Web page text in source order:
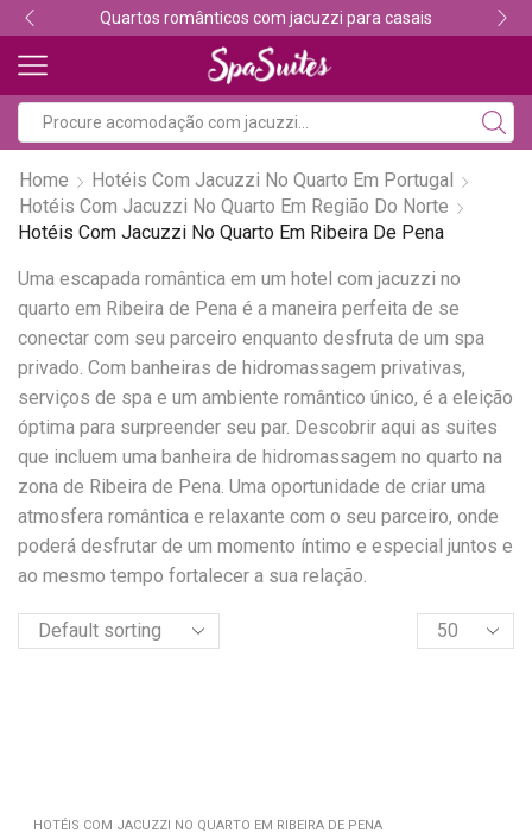
Quartos românticos com jacuzzi para casais
Home
Hotéis Com Jacuzzi No Quarto Em Portugal
Hotéis Com Jacuzzi No Quarto Em Região Do Norte
Hotéis Com Jacuzzi No Quarto Em Ribeira De Pena
Uma escapada romântica em um hotel com jacuzzi no
quarto em Ribeira de Pena é a maneira perfeita de se
conectar com seu parceiro enquanto desfruta de um spa
privado. Com banheiras de hidromassagem privativas,
serviços de spa e um ambiente romântico único, é a eleição
óptima para surpreender seu par. Descobrir aqui as suites
que incluem uma banheira de hidromassagem no quarto na
zona de Ribeira de Pena. Uma oportunidade de criar uma
atmosfera romântica e relaxante com o seu parceiro, onde
poderá desfrutar de um momento íntimo e especial juntos e
ao mesmo tempo fortalecer a sua relação.
HOTÉIS COM JACUZZI NO QUARTO EM RIBEIRA DE PENA